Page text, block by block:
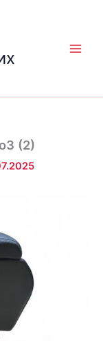
(2)